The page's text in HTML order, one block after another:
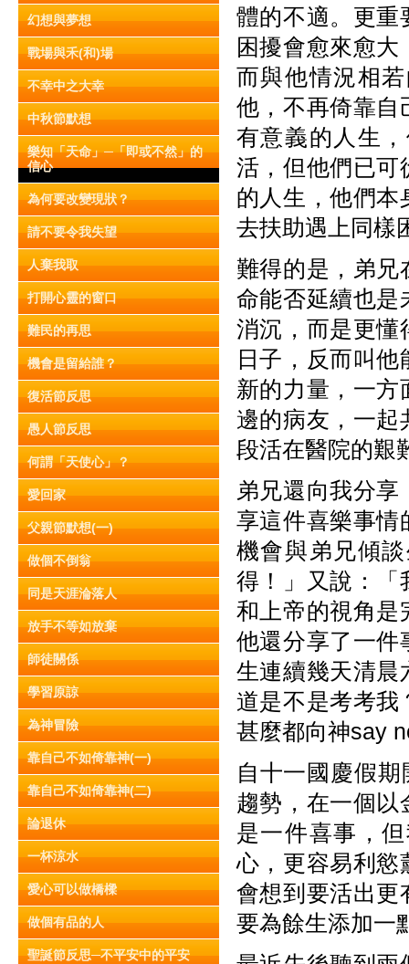
幻想與夢想
戰場與禾(和)場
不幸中之大幸
中秋節默想
樂知「天命」─「即或不然」的
信心
為何要改變現狀？
請不要令我失望
人棄我取
打開心靈的窗口
難民的再思
機會是留給誰？
復活節反思
愚人節反思
何謂「天使心」？
愛回家
父親節默想(一)
做個不倒翁
同是天涯淪落人
放手不等如放棄
師徒關係
學習原諒
為神冒險
靠自己不如倚靠神(一)
靠自己不如倚靠神(二)
論退休
一杯涼水
愛心可以做橋樑
做個有品的人
聖誕節反思─不平安中的平安
體的不適。更重
困擾會愈來愈
而與他情況相
他，不再倚靠自
有意義的人生
活，但他們已可
的人生，他們本
去扶助遇上同樣
難得的是，弟兄
命能否延續也是
消沉，而是更懂
日子，反而叫
新的力量，一方
邊的病友，一起
段活在醫院的艱
弟兄還向我分
享這件喜樂事情
機會與弟兄傾
得！」又說：「
和上帝的視角是
他還分享了一件
生連續幾天清晨
道是不是考考我
甚麼都向神say
自十一國慶假
趨勢，在一個以
是一件喜事，
心，更容易利慾
會想到要活出更
要為餘生添加一